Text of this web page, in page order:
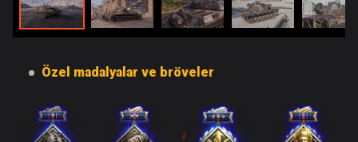
Özel madalyalar ve bröveler